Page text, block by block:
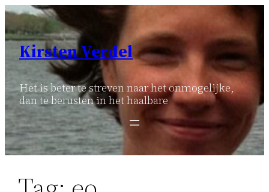
Ga
naar
inhoud
Kirsten Verdel
Het is beter te streven naar het onmogelijke,
dan te berusten in het haalbare